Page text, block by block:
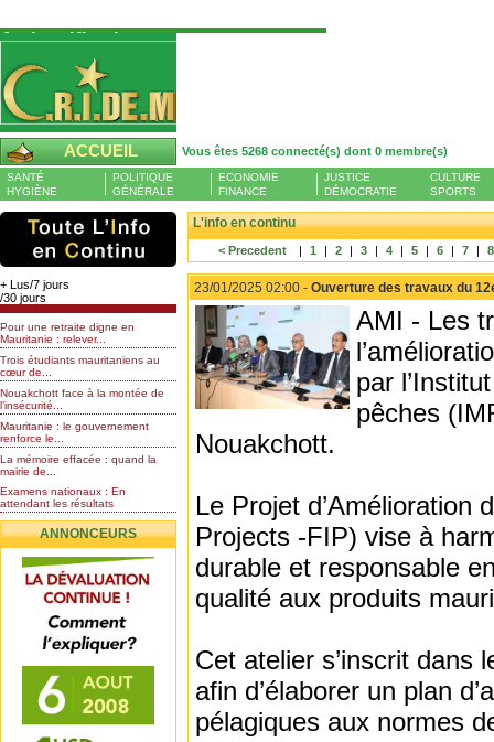
Authentification
Pour S'authentifier veuillez fournir votre
Pseudo et Mot de passer et cliquez sur : Se
connecter
Pseudo
Mot de passe
ACCUEIL Vous êtes 5268 connecté(s) dont 0 membre(s)
Liste des membres en ligne (0)
SANTÉ
HYGIÈNE
POLITIQUE
GÉNÉRALE
ECONOMIE
FINANCE
JUSTICE
DÉMOCRATIE
CULTURE
SPORTS
+ Lus/7 jours
/30 jours
Pour une retraite digne en
Mauritanie : relever...
Trois étudiants mauritaniens au
cœur de...
Nouakchott face à la montée de
l’insécurité...
Mauritanie : le gouvernement
renforce le...
La mémoire effacée : quand la
mairie de...
Examens nationaux : En
attendant les résultats
Nomination de l’Honorable Diye
Ba au poste de...
Mauritanie : les résultats du
baccalauréat 2026...
Mauritanie : Les 10 premiers au
BEPC 2026
Un syndicat de l’enseignement
rejette la...
ANNONCEURS
L'info en continu
< Precedent | 1 | 2 | 3 | 4 | 5 | 6 | 7 | 8
23/01/2025 02:00 - Ouverture des travaux du
AMI - Les
par
pêches
Nouakchott.
Le Projet d’Amélioration
Projects -FIP) vise à
durable et responsable
qualité aux produits
Cet atelier s’inscrit dans
afin d’élaborer un plan
pélagiques aux normes